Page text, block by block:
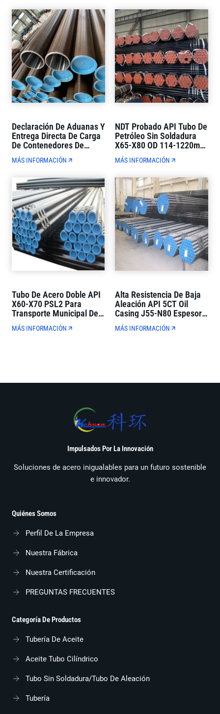
Declaración De Aduanas Y
Entrega Directa De Carga
De Contenedores De
Tubos De Petróleo API De
Comercio Exterior De
MÁS INFORMACIÓN
NDT Probado API Tubo De
Petróleo Sin Soldadura
X65-X80 OD 114-1220mm
Estricto Control De
Calidad
MÁS INFORMACIÓN
Tubo De Acero Doble API
X60-X70 PSL2 Para
Transporte Municipal De
Petróleo Y Gas
MÁS INFORMACIÓN
Alta Resistencia De Baja
Aleación API 5CT Oil
Casing J55-N80 Espesor
De Pared Completa Para
La Perforación De Pozos
MÁS INFORMACIÓN
Impulsados Por La Innovación
Soluciones de acero inigualables para un futuro sostenible
e innovador.
Quiénes Somos
Perfil De La Empresa
Nuestra Fábrica
Nuestra Certificación
PREGUNTAS FRECUENTES
Categoría De Productos
Tubería De Aceite
Aceite Tubo Cilíndrico
Tubo Sin Soldadura/tubo De Aleación
Tubería